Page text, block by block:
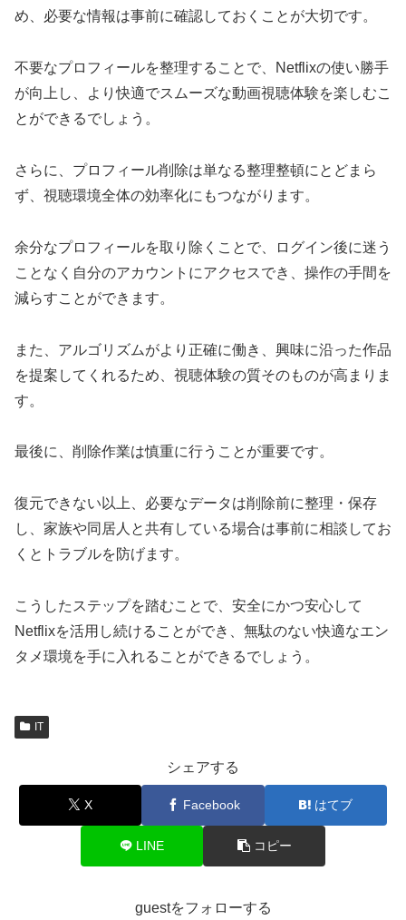
め、必要な情報は事前に確認しておくことが大切です。
不要なプロフィールを整理することで、Netflixの使い勝手
が向上し、より快適でスムーズな動画視聴体験を楽しむこ
とができるでしょう。
さらに、プロフィール削除は単なる整理整頓にとどまら
ず、視聴環境全体の効率化にもつながります。
余分なプロフィールを取り除くことで、ログイン後に迷う
ことなく自分のアカウントにアクセスでき、操作の手間を
減らすことができます。
また、アルゴリズムがより正確に働き、興味に沿った作品
を提案してくれるため、視聴体験の質そのものが高まりま
す。
最後に、削除作業は慎重に行うことが重要です。
復元できない以上、必要なデータは削除前に整理・保存
し、家族や同居人と共有している場合は事前に相談してお
くとトラブルを防げます。
こうしたステップを踏むことで、安全にかつ安心して
Netflixを活用し続けることができ、無駄のない快適なエン
タメ環境を手に入れることができるでしょう。
IT
シェアする
X Facebook はてブ
LINE コピー
guestをフォローする